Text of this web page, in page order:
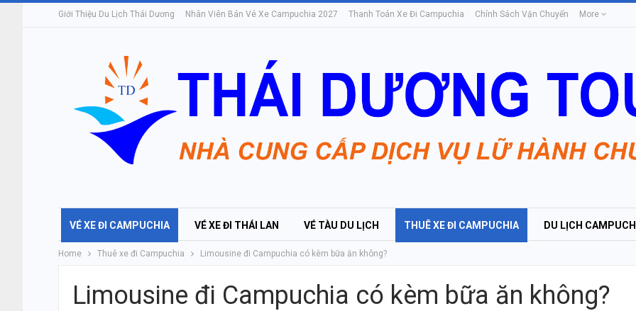
Giới Thiệu Du Lịch Thái Dương Nhân Viên Bán Vé Xe Campuchia 2027 Thanh Toán Xe Đi Campuchia Chính Sách Vận Chuyển More
VÉ XE ĐI CAMPUCHIA VÉ XE ĐI THÁI LAN VÉ TÀU DU LỊCH THUÊ XE ĐI CAMPUCHIA DU LỊCH
Home Thuê xe đi Campuchia Limousine đi Campuchia có kèm bữa ăn không?
Limousine đi Campuchia có kèm bữa ăn không?